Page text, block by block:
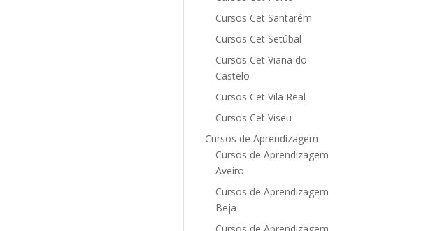
Cursos Cet Santarém
Cursos Cet Setúbal
Cursos Cet Viana do
Castelo
Cursos Cet Vila Real
Cursos Cet Viseu
Cursos de Aprendizagem
Cursos de Aprendizagem
Aveiro
Cursos de Aprendizagem
Beja